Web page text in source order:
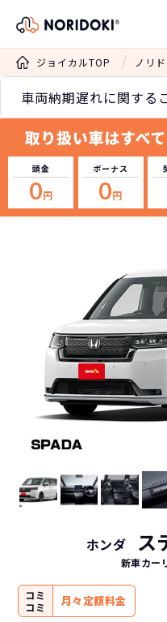
ジョイカルTOP ノリ
車両納期遅れに関する
頭金
0円
ボーナス
0円
ホンダ ス
新車カー
コミ
コミ
月々定額料金